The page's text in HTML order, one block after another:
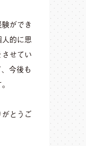
ができ
的に思
せてい
今後も
とうご